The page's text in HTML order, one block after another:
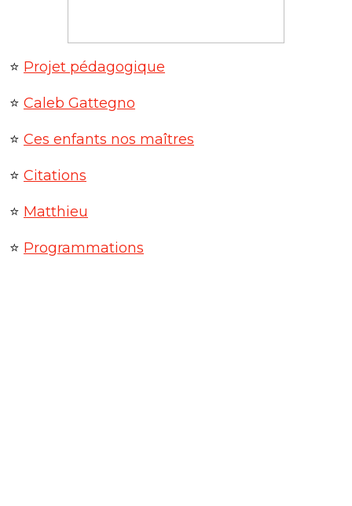
⭐ Projet pédagogique
⭐ Caleb Gattegno
⭐ Ces enfants nos maîtres
⭐ Citations
⭐ Matthieu
⭐ Programmations